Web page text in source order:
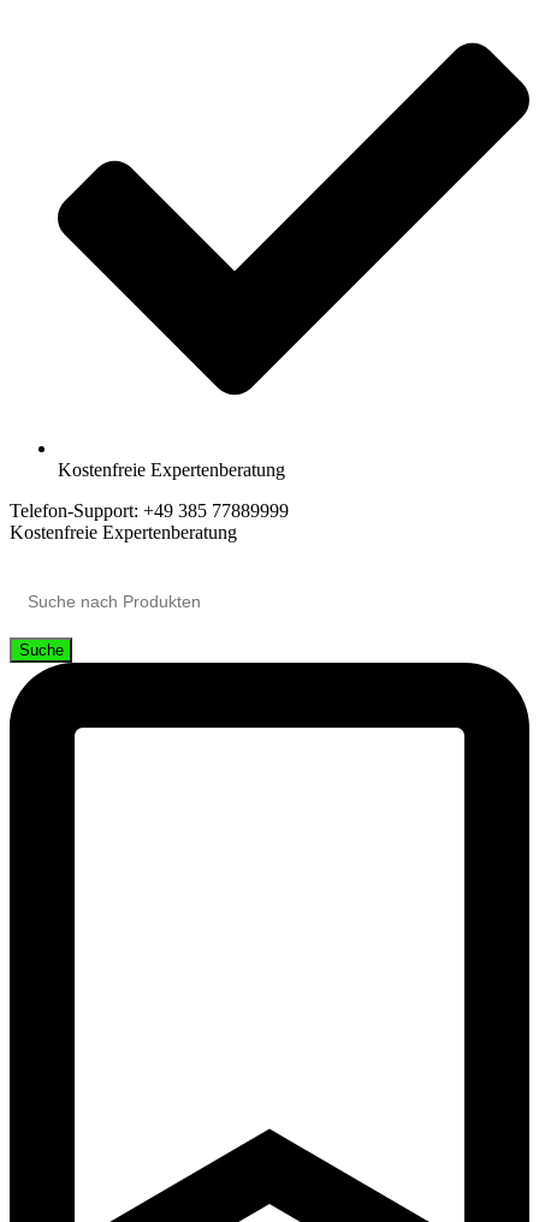
Kostenfreie Expertenberatung
Telefon-Support: +49 385 77889999
Kostenfreie Expertenberatung
Suche